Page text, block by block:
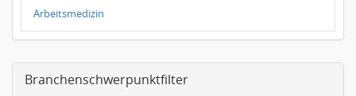
Arbeitsmedizin
Chirurgie
Hals-Nasen-Ohrenheilkunde
Branchenschwerpunktfilter